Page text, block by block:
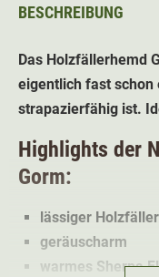
BESCHREIBUNG
Das Holzfällerhemd
eigentlich fast schon
strapazierfähig ist.
Highlights der
Gorm:
lässiger
geräuscharm
warmes Sherpa